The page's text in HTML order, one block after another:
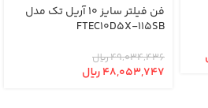
فن فیلتر سایز 10 آریل تک مدل
FTEC10D5X-115SB
49,034,436﷼
48,053,747﷼